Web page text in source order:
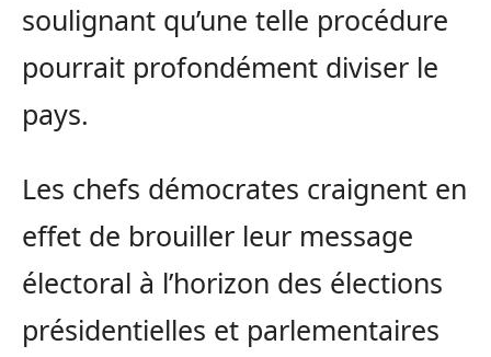
soulignant qu’une telle procédure
pourrait profondément diviser le
pays.
Les chefs démocrates craignent en
effet de brouiller leur message
électoral à l’horizon des élections
présidentielles et parlementaires